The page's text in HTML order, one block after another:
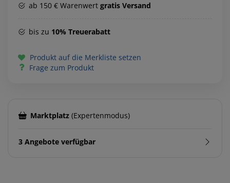
ab 150 € Warenwert gratis Versand
bis zu 10% Treuerabatt
Produkt auf die Merkliste setzen
Frage zum Produkt
Marktplatz(Expertenmodus)
3 Angebote verfügbar